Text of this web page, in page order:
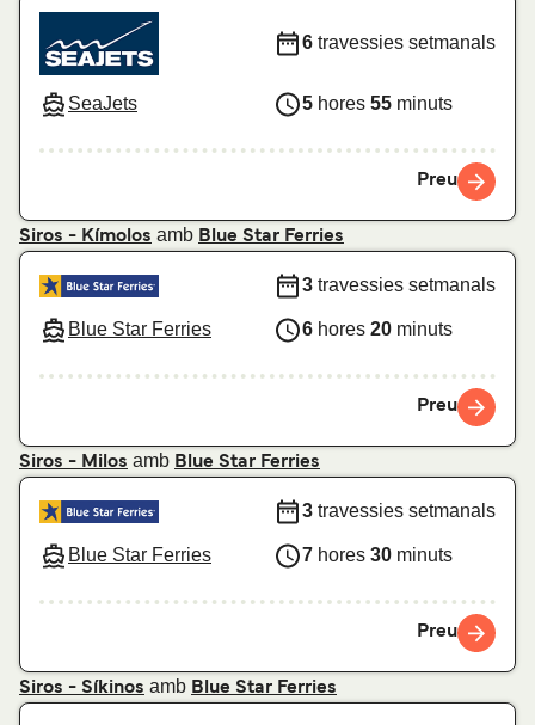
SeaJets
6 travessies setmanals
5 hores 55 minuts
Preu
Siros - Kímolos amb Blue Star Ferries
Blue Star Ferries
3 travessies setmanals
6 hores 20 minuts
Preu
Siros - Milos amb Blue Star Ferries
Blue Star Ferries
3 travessies setmanals
7 hores 30 minuts
Preu
Siros - Síkinos amb Blue Star Ferries